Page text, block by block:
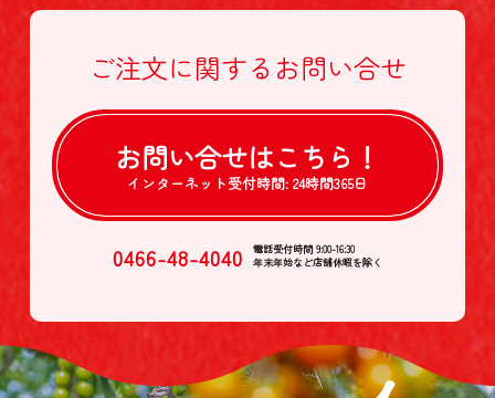
ご注文に関する お問い合せ
お問い合せはこちら！
インターネット受付時間: 24時間365日
0466-48-4040
電話受付時間 9:00-16:30
年末年始など店舗休暇を除く